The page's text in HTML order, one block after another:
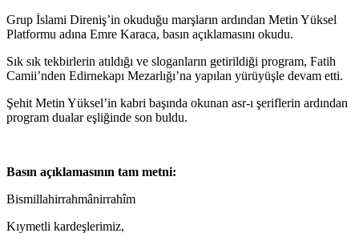
Grup İslami Direniş’in okuduğu marşların ardından Metin Yüksel
Platformu adına Emre Karaca, basın açıklamasını okudu.
Sık sık tekbirlerin atıldığı ve sloganların getirildiği program, Fatih
Camii’nden Edirnekapı Mezarlığı’na yapılan yürüyüşle devam etti.
Şehit Metin Yüksel’in kabri başında okunan asr-ı şeriflerin ardından
program dualar eşliğinde son buldu.
Basın açıklamasının tam metni:
Bismillahirrahmânirrahîm
Kıymetli kardeşlerimiz,